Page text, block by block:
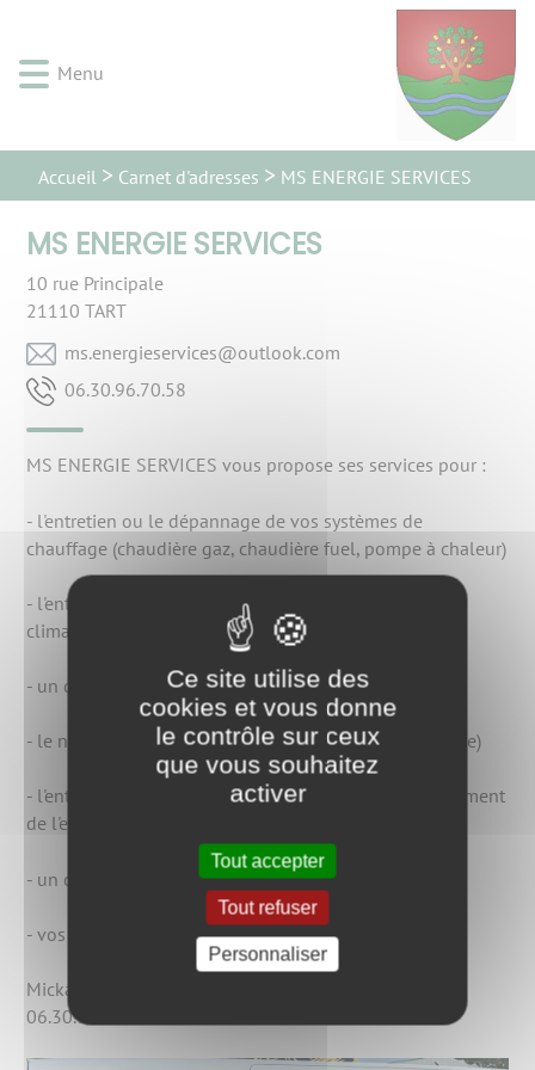
rapide
au
rapide
au
principal
rapide
recherche
rapide
au
de
page
Menu
Accueil Carnet d'adresses MS ENERGIE SERVICES
MS ENERGIE SERVICES
10 rue Principale
21110 TART
moc.kooltuo@secivreseigrene.sm
85.07.69.03.60
MS ENERGIE SERVICES vous propose ses services pour :
- l'entretien ou le dépannage de vos systèmes de
chauffage (chaudière gaz, chaudière fuel, pompe à chaleur)
- l'entretien ou le dépannage de vos systèmes de
climatisation
- un dépannage en plomberie
- le nettoyage des réseaux de chauffage (désembouage)
- l'entretien et le dépannage de vos systèmes de traitement
de l'eau
- un changement de chaudière
- vos travaux de rénovation
Mickaël TIXIER, son gérant, est à votre écoute au
06.30.96.70.58
Ce site utilise des
cookies et vous donne
le contrôle sur ceux
que vous souhaitez
activer
Tout accepter
Tout refuser
Personnaliser